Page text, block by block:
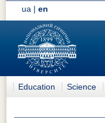
ua |en
Education Science